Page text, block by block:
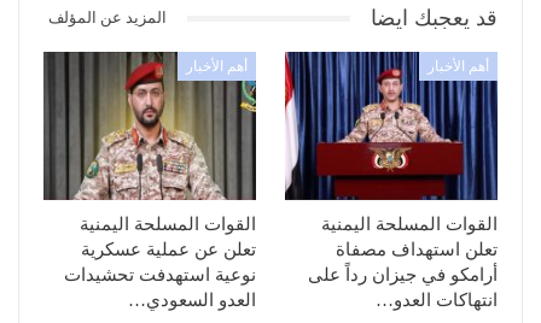
قد يعجبك ايضا المزيد عن المؤلف
أهم الأخبار
القوات المسلحة اليمنية
تعلن استهداف مصفاة
أرامكو في جيزان رداً على
انتهاكات العدو…
أهم الأخبار
القوات المسلحة اليمنية
تعلن عن عملية عسكرية
نوعية استهدفت تحشيدات
العدو السعودي…